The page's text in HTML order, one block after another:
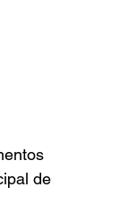
de